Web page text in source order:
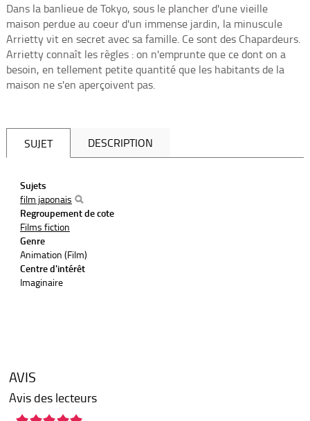
Dans la banlieue de Tokyo, sous le plancher d'une vieille
maison perdue au coeur d'un immense jardin, la minuscule
Arrietty vit en secret avec sa famille. Ce sont des Chapardeurs.
Arrietty connaît les règles : on n'emprunte que ce dont on a
besoin, en tellement petite quantité que les habitants de la
maison ne s'en aperçoivent pas.
SUJET DESCRIPTION
Sujets
film japonais
Regroupement de cote
Films fiction
Genre
Animation (Film)
Centre d'intérêt
Imaginaire
AVIS
Avis des lecteurs